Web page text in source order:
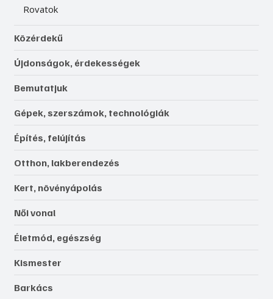
Rovatok
Közérdekű
Újdonságok, érdekességek
Bemutatjuk
Gépek, szerszámok, technológiák
Építés, felújítás
Otthon, lakberendezés
Kert, növényápolás
Női vonal
Életmód, egészség
Kismester
Barkács